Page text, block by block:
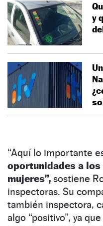
y
“Aquí lo importante
oportunidades a los
mujeres”, sostiene
inspectoras. Su
también inspectora,
algo “positivo”, ya